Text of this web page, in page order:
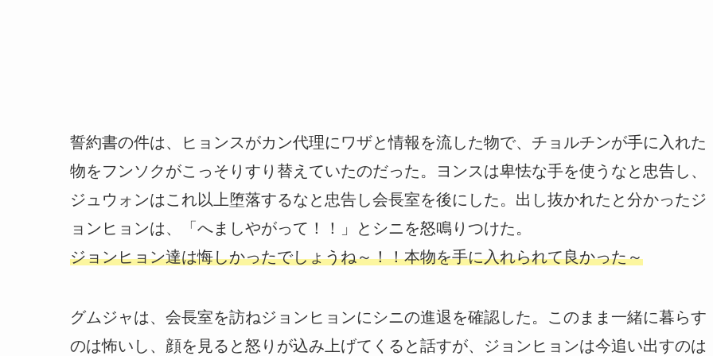
誓約書の件は、ヒョンスがカン代理にワザと情報を流した物で、チョルチンが手に入れた
物をフンソクがこっそりすり替えていたのだった。ヨンスは卑怯な手を使うなと忠告し、
ジュウォンはこれ以上堕落するなと忠告し会長室を後にした。出し抜かれたと分かったジ
ョンヒョンは、「へましやがって！！」とシニを怒鳴りつけた。
ジョンヒョン達は悔しかったでしょうね～！！本物を手に入れられて良かった～
グムジャは、会長室を訪ねジョンヒョンにシニの進退を確認した。このまま一緒に暮らす
のは怖いし、顔を見ると怒りが込み上げてくると話すが、ジョンヒョンは今追い出すのは